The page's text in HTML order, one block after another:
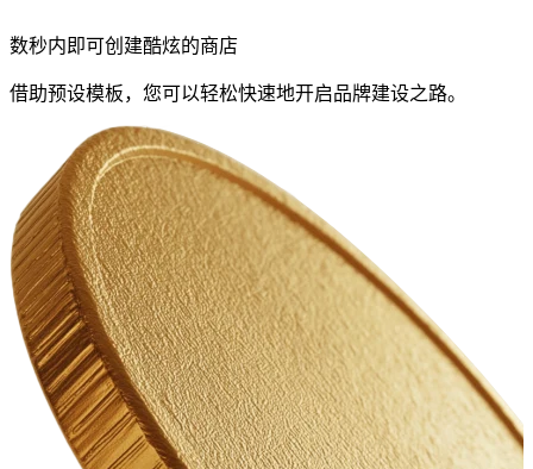
数秒内即可创建酷炫的商店
借助预设模板，您可以轻松快速地开启品牌建设之路。